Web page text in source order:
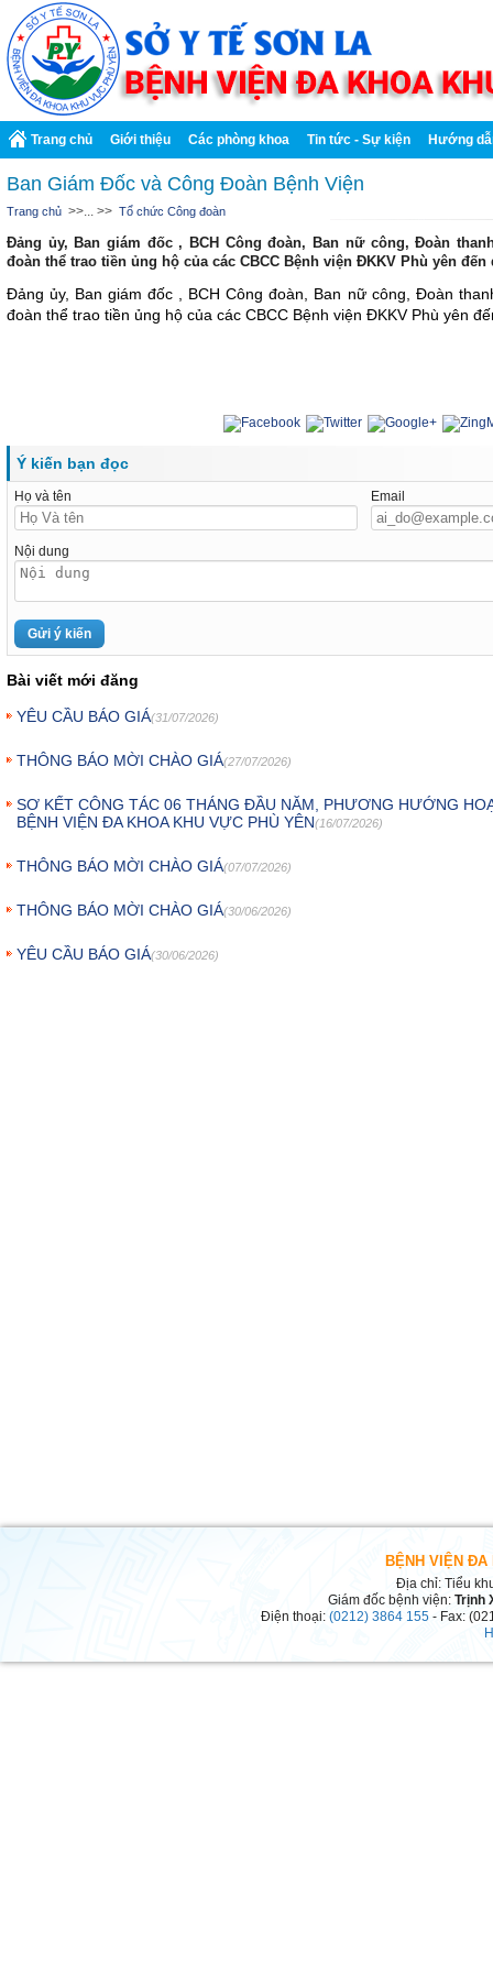
Trang chủ Giới thiệu Các phòng khoa Tin tức - Sự kiện Hướng
Ban Giám Đốc và Công Đoàn Bệnh Viện
Trang chủ >>... >> Tổ chức Công đoàn
Đảng ủy, Ban giám đốc , BCH Công đoàn, Ban nữ công, Đoàn
đoàn thể trao tiền ủng hộ của các CBCC Bệnh viện ĐKKV Phù yên đến
Đảng ủy, Ban giám đốc , BCH Công đoàn, Ban nữ công, Đoàn
đoàn thể trao tiền ủng hộ của các CBCC Bệnh viện ĐKKV Phù yên
Ý kiến bạn đọc
Họ và tên Email
Nội dung
Bài viết mới đăng
YÊU CẦU BÁO GIÁ(31/07/2026)
THÔNG BÁO MỜI CHÀO GIÁ(27/07/2026)
SƠ KẾT CÔNG TÁC 06 THÁNG ĐẦU NĂM, PHƯƠNG HƯỚNG
BỆNH VIỆN ĐA KHOA KHU VỰC PHÙ YÊN(16/07/2026)
THÔNG BÁO MỜI CHÀO GIÁ(07/07/2026)
THÔNG BÁO MỜI CHÀO GIÁ(30/06/2026)
YÊU CẦU BÁO GIÁ(30/06/2026)
BỆNH VIỆN ĐA
Địa chỉ: Tiểu
Giám đốc bệnh viện: Trịnh
Điện thoại: (0212) 3864 155- Fax: